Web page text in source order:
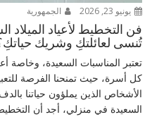
يونيو 23, 2026 الجمهورية
فن التخطيط لأعياد الميلاد
تُنسى لعائلتكِ وشريك
تعتبر المناسبات السعيدة، وخاصة
كل أسرة، حيث تمنحنا الفرصة
الأشخاص الذين يملؤون حياتنا
السعيدة في منزلي، أجد أن